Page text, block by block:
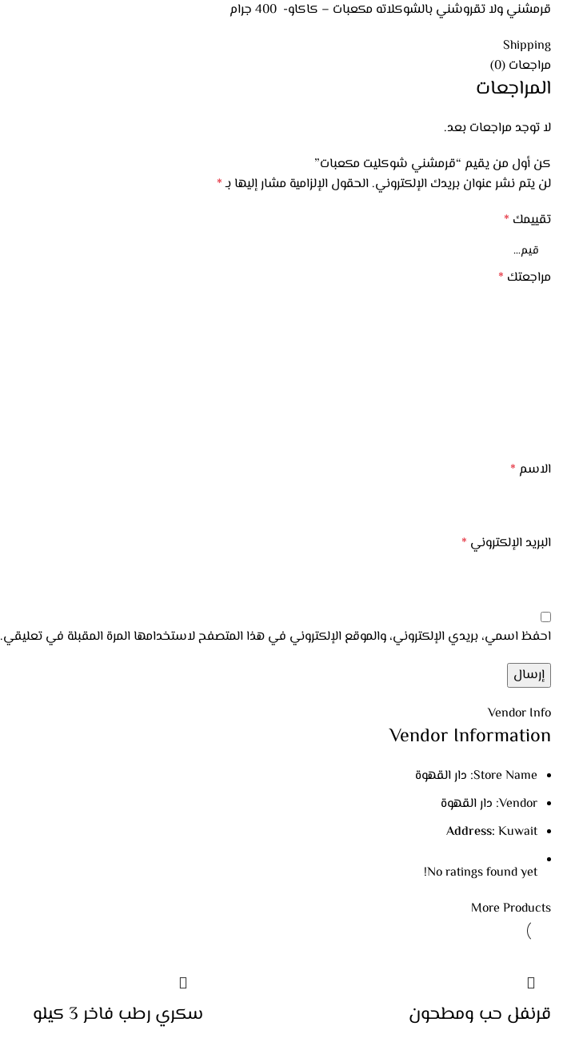
قرمشني ولا تقروشني بالشوكلاته مكعبات – كاكاو- 400 جرام
Shipping
مراجعات (0)
المراجعات
لا توجد مراجعات بعد.
كن أول من يقيم “قرمشني شوكليت مكعبات”
لن يتم نشر عنوان بريدك الإلكتروني. الحقول الإلزامية مشار إليها بـ*
تقييمك *
مراجعتك *
الاسم *
البريد الإلكتروني *
احفظ اسمي، بريدي الإلكتروني، والموقع الإلكتروني في هذا المتصفح لاستخدامها المرة المقبلة في تعليقي.
Vendor Info
Vendor Information
Store Name: دار القهوة
Vendor: دار القهوة
Address: Kuwait
No ratings found yet!
More Products
قرنفل حب ومطحون سكري رطب فاخر 3 كيلو